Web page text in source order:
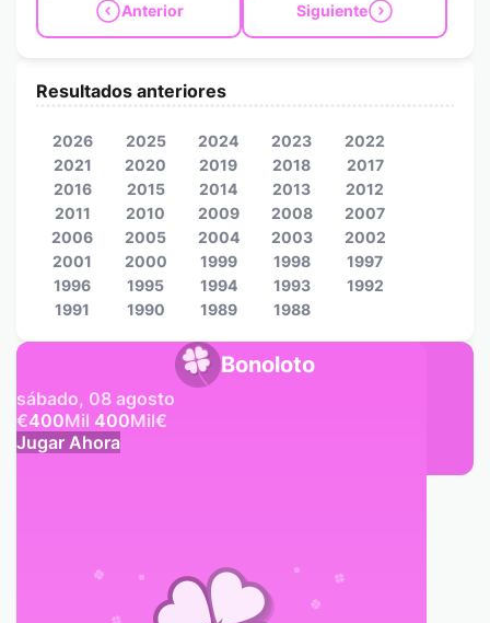
Anterior Siguiente
Bonoloto
sábado, 08 agosto
€400Mil 400Mil€
Jugar Ahora
Resultados anteriores
2026 2025 2024 2023
2022
2021
2020 2019 2018
2017
2016
2015 2014 2013
2012
2011
2010 2009 2008
2007
2006
2005 2004 2003
2002
2001
2000 1999 1998
1997
1996
1995 1994 1993
1992
1991
1990 1989 1988